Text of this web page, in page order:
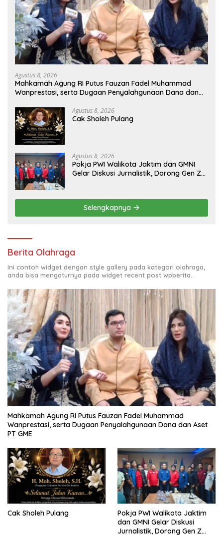
Agustus 8, 2026
Mahkamah Agung RI Putus Fauzan Fadel Muhammad
Wanprestasi, serta Dugaan Penyalahgunaan Dana dan
Agustus 8, 2026
Cak Sholeh Pulang
Agustus 8, 2026
Pokja PWI Walikota Jaktim dan GMNI
Gelar Diskusi Jurnalistik, Dorong Gen Z
Selengkapnya
Berita Olahraga
Ini contoh widget dengan style gallery pada kategori olahraga,
anda bisa mengaturnya pada widget recent post wpberita.
Mahkamah Agung RI Putus Fauzan Fadel Muhammad
Wanprestasi, serta Dugaan Penyalahgunaan Dana dan Aset
PT GME
Cak Sholeh Pulang
Pokja PWI Walikota Jaktim
dan GMNI Gelar Diskusi
Jurnalistik, Dorong Gen Z